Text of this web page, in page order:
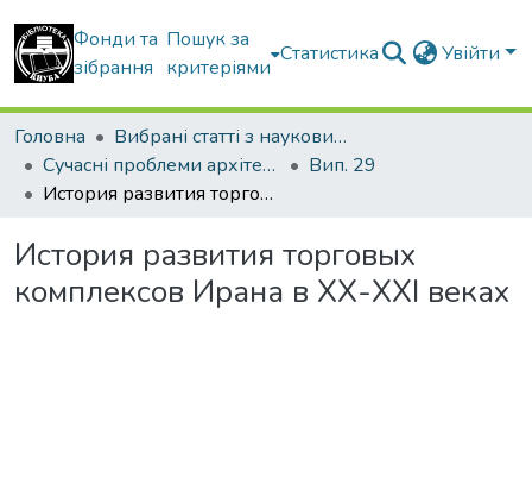
Фонди та
зібрання
Пошук за
критеріями
Статистика Увійти
Головна
Вибрані статті з наукових збірників КНУБА
Сучасні проблеми архітектури та містобудування
Вип. 29
История развития торговых комплексов Ирана в ХХ-ХХІ веках
История развития торговых
комплексов Ирана в ХХ-ХХІ веках